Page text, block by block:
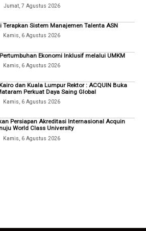
Jumat, 7 Agustus 2026
Terapkan Sistem Manajemen Talenta ASN
Kamis, 6 Agustus 2026
Ekonomi Inklusif melalui UMKM
Kamis, 6 Agustus 2026
dan Kuala Lumpur Rektor : ACQUIN Buka
Perkuat Daya Saing Global
Kamis, 6 Agustus 2026
Persiapan Akreditasi Internasional Acquin
World Class University
Kamis, 6 Agustus 2026